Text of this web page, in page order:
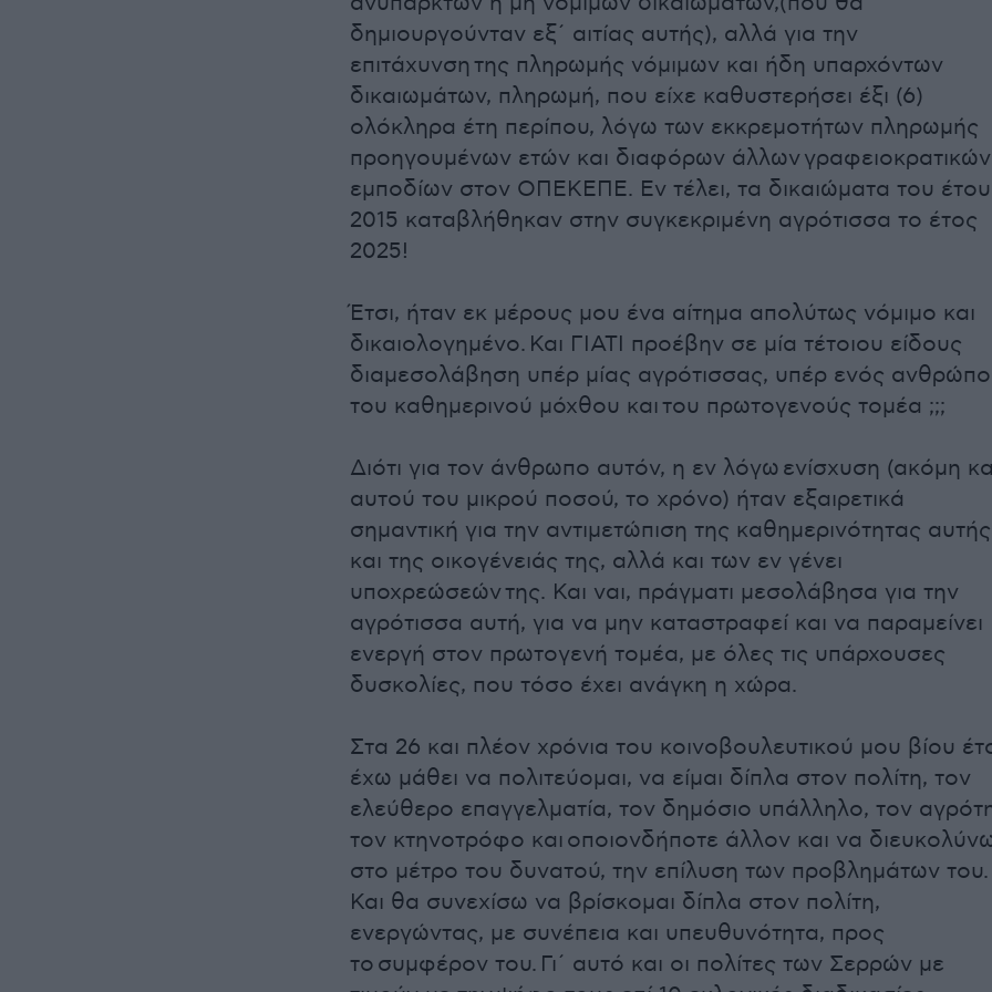
δημιουργούνταν εξ΄ αιτίας αυτής), αλλά για την
επιτάχυνση της πληρωμής νόμιμων και ήδη υπαρχόντων
δικαιωμάτων, πληρωμή, που είχε καθυστερήσει έξι (6)
ολόκληρα έτη περίπου, λόγω των εκκρεμοτήτων πληρωμής
προηγουμένων ετών και διαφόρων άλλων γραφειοκρατικών
εμποδίων στον ΟΠΕΚΕΠΕ. Εν τέλει, τα δικαιώματα του
2015 καταβλήθηκαν στην συγκεκριμένη αγρότισσα το έτος
2025!
Έτσι, ήταν εκ μέρους μου ένα αίτημα απολύτως νόμιμο και
δικαιολογημένο. Και ΓΙΑΤΙ προέβην σε μία τέτοιου είδους
διαμεσολάβηση υπέρ μίας αγρότισσας, υπέρ ενός
του καθημερινού μόχθου και του πρωτογενούς τομέα ;;;
Διότι για τον άνθρωπο αυτόν, η εν λόγω ενίσχυση (ακόμη
αυτού του μικρού ποσού, το χρόνο) ήταν εξαιρετικά
σημαντική για την αντιμετώπιση της καθημερινότητας αυτής
και της οικογένειάς της, αλλά και των εν γένει
υποχρεώσεών της. Και ναι, πράγματι μεσολάβησα για την
αγρότισσα αυτή, για να μην καταστραφεί και να παραμείνει
ενεργή στον πρωτογενή τομέα, με όλες τις υπάρχουσες
δυσκολίες, που τόσο έχει ανάγκη η χώρα.
Στα 26 και πλέον χρόνια του κοινοβουλευτικού μου βίου
έχω μάθει να πολιτεύομαι, να είμαι δίπλα στον πολίτη, τον
ελεύθερο επαγγελματία, τον δημόσιο υπάλληλο, τον
τον κτηνοτρόφο και οποιονδήποτε άλλον και να
στο μέτρο του δυνατού, την επίλυση των προβλημάτων του.
Και θα συνεχίσω να βρίσκομαι δίπλα στον πολίτη,
ενεργώντας, με συνέπεια και υπευθυνότητα, προς
το συμφέρον του. Γι΄ αυτό και οι πολίτες των Σερρών με